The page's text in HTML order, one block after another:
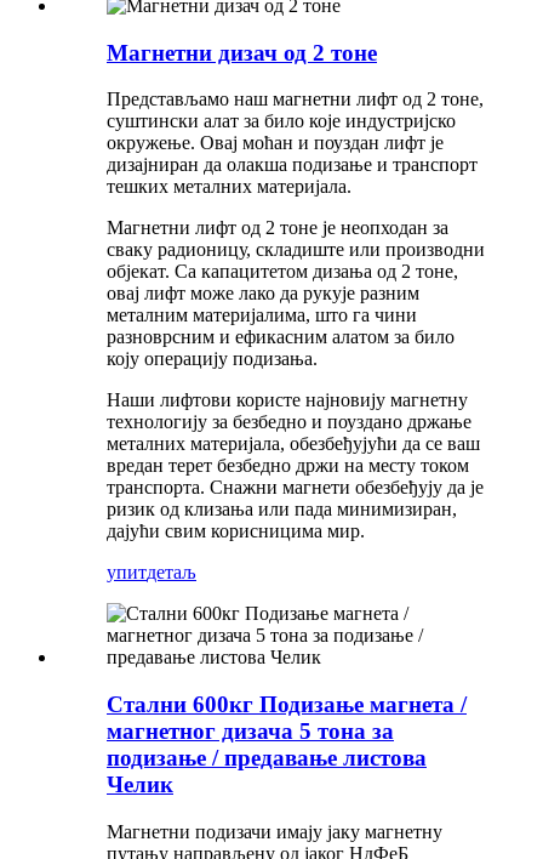
Магнетни дизач од 2 тоне
Представљамо наш магнетни лифт од 2 тоне,
суштински алат за било које индустријско
окружење. Овај моћан и поуздан лифт је
дизајниран да олакша подизање и транспорт
тешких металних материјала.
Магнетни лифт од 2 тоне је неопходан за
сваку радионицу, складиште или производни
објекат. Са капацитетом дизања од 2 тоне,
овај лифт може лако да рукује разним
металним материјалима, што га чини
разноврсним и ефикасним алатом за било
коју операцију подизања.
Наши лифтови користе најновију магнетну
технологију за безбедно и поуздано држање
металних материјала, обезбеђујући да се ваш
вредан терет безбедно држи на месту током
транспорта. Снажни магнети обезбеђују да је
ризик од клизања или пада минимизиран,
дајући свим корисницима мир.
упитдетаљ
Стални 600кг Подизање магнета /
магнетног дизача 5 тона за
подизање / предавање листова
Челик
Магнетни подизачи имају јаку магнетну
путању направљену од јаког НдФеБ